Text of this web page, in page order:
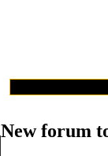
New forum